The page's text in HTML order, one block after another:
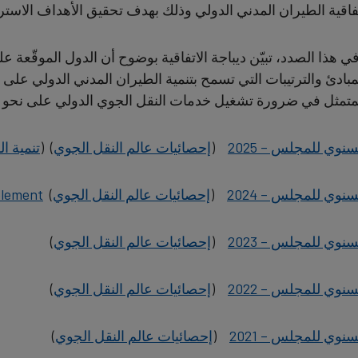
الطيران المدني الدولي وذلك بهدف تحقيق الأهداف
‏هذا الصدد، تبيّن ديباجة الاتفاقية بوضوح أن الدول الموقّعة
والترتيبات التي تسمح بتنمية الطيران المدني الدولي
في ضرورة تشغيل خدمات النقل الجوي الدولي على نحو
للمجلس – 2025 (إحصائيات عالم النقل الجوي)
(تنمية
للمجلس – 2024 (إحصائيات عالم النقل الجوي)
للمجلس – 2023 (إحصائيات عالم النقل الجوي)
للمجلس – 2022 (إحصائيات عالم النقل الجوي)
للمجلس – 2021 (إحصائيات عالم النقل الجوي)​